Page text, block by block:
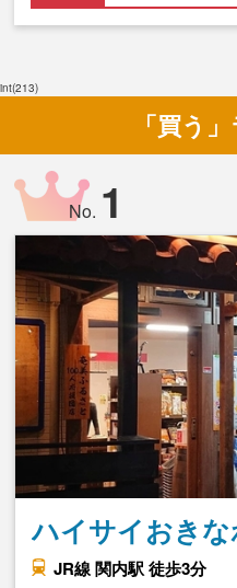
int(213)
「買う
No. 1
ハイサイおき
JR線 関内駅 徒歩3分